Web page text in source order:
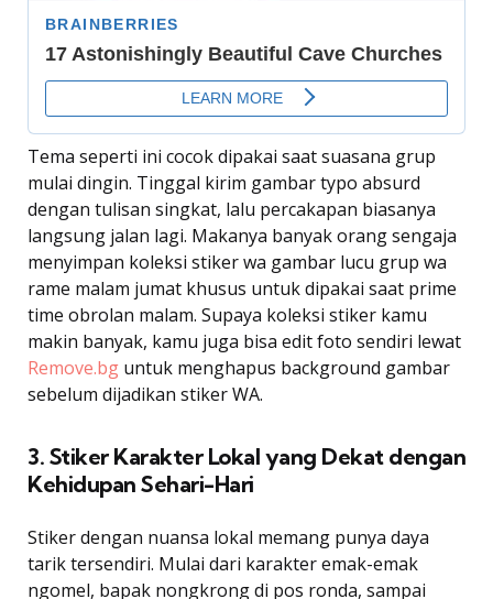
Tema seperti ini cocok dipakai saat suasana grup
mulai dingin. Tinggal kirim gambar typo absurd
dengan tulisan singkat, lalu percakapan biasanya
langsung jalan lagi. Makanya banyak orang sengaja
menyimpan koleksi stiker wa gambar lucu grup wa
rame malam jumat khusus untuk dipakai saat prime
time obrolan malam. Supaya koleksi stiker kamu
makin banyak, kamu juga bisa edit foto sendiri lewat
Remove.bg untuk menghapus background gambar
sebelum dijadikan stiker WA.
3. Stiker Karakter Lokal yang Dekat dengan
Kehidupan Sehari-Hari
Stiker dengan nuansa lokal memang punya daya
tarik tersendiri. Mulai dari karakter emak-emak
ngomel, bapak nongkrong di pos ronda, sampai